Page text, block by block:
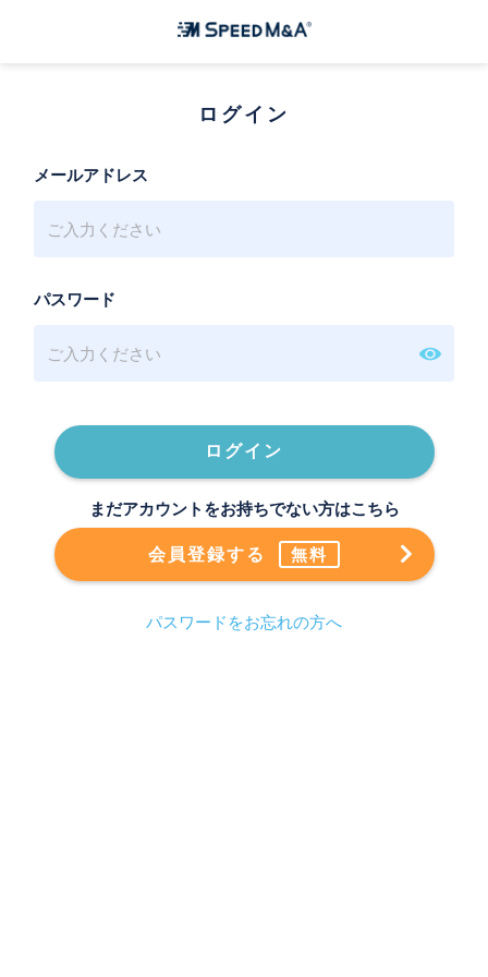
ログイン
メールアドレス
パスワード
ログイン
まだアカウントをお持ちでない方はこちら
会員登録する 無料
パスワードをお忘れの方へ